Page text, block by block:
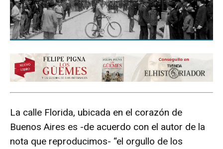
La calle Florida, ubicada en el corazón de
Buenos Aires es -de acuerdo con el autor de la
nota que reproducimos- “el orgullo de los